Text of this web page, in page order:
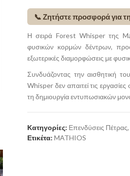
📞 Ζητήστε προσφορά για
Η σειρά Forest Whisper της
φυσικών κορμών δέντρων,
εξωτερικές διαμορφώσεις με
Συνδυάζοντας την αισθητική
Whisper δεν απαιτεί τις
τη δημιουργία εντυπωσιακών
Κατηγορίες: Επενδύσεις Πέτρας,
Ετικέτα: MATHIOS